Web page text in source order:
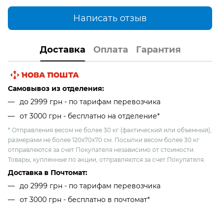
Написать отзыв
Доставка Оплата Гарантия
Самовывоз из отделения:
до 2999 грн - по тарифам перевозчика
от 3000 грн - бесплатно на отделение*
* Отправления весом не более 30 кг (фактический или объемный),
размерами не более 120х70х70 см. Посылки весом более 30 кг
отправляются за счет Покупателя независимо от стоимости.
Товары, купленные по акции, отправляются за счет Покупателя.
Доставка в Почтомат:
до 2999 грн - по тарифам перевозчика
от 3000 грн - бесплатно в почтомат*